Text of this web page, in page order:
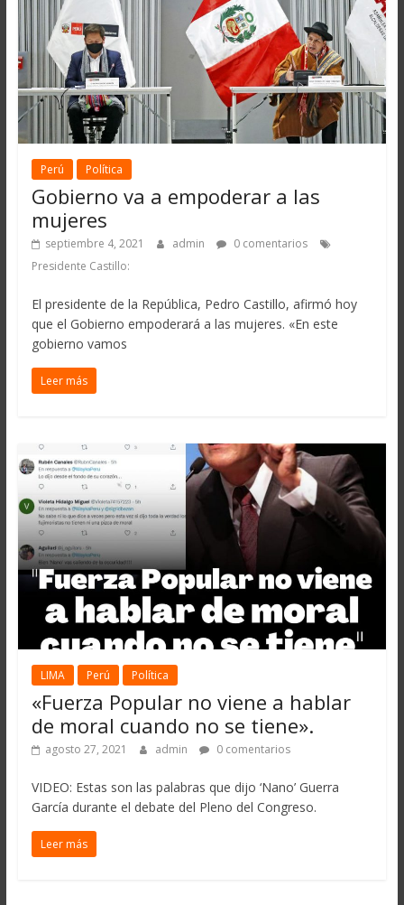
Perú Política
Gobierno va a empoderar a las
mujeres
septiembre 4, 2021 admin
0 comentarios
Presidente Castillo:
El presidente de la República, Pedro Castillo, afirmó hoy
que el Gobierno empoderará a las mujeres. «En este
gobierno vamos
Leer más
LIMA Perú Política
«Fuerza Popular no viene a hablar
de moral cuando no se tiene».
agosto 27, 2021 admin 0 comentarios
VIDEO: Estas son las palabras que dijo ‘Nano’ Guerra
García durante el debate del Pleno del Congreso.
Leer más